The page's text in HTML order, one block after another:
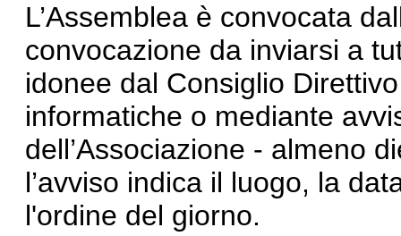
L’Assemblea è convocata
convocazione da inviarsi a
idonee dal Consiglio
informatiche o mediante
dell’Associazione - almeno
l’avviso indica il luogo, la
l'ordine del giorno.